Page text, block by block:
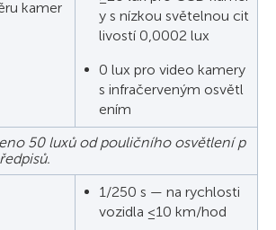
kamer
y s nízkou světelnou cit
livostí 0,0002 lux
0 lux pro video kamery
s infračerveným osvětl
ením
50 luxů od pouličního osvětlení p
1/250 s — na rychlosti
vozidla ≤10 km/hod